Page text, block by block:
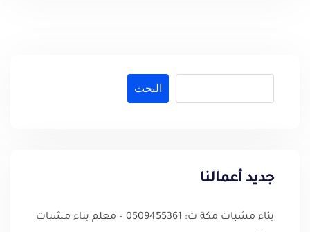
البحث
جديد أعمالنا
بناء مشبات مكة ت: 0509455361 – معلم بناء مشبات